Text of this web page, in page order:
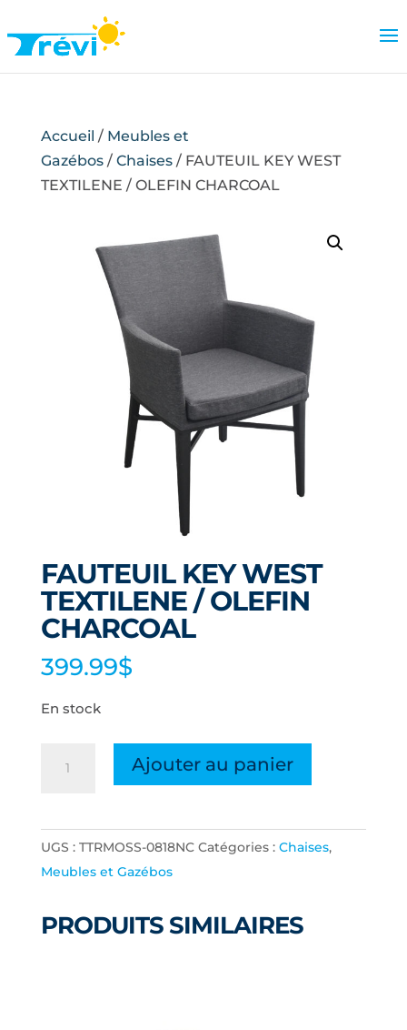
Accueil / Meubles et
Gazébos/ Chaises/ FAUTEUIL KEY WEST
TEXTILENE / OLEFIN CHARCOAL
FAUTEUIL KEY WEST
TEXTILENE / OLEFIN
CHARCOAL
399.99$
En stock
KEY
WEST
TEXTILENE
OLEFIN
Ajouter au panier
UGS : TTRMOSS-0818NC Catégories : Chaises,
Meubles et Gazébos
PRODUITS SIMILAIRES